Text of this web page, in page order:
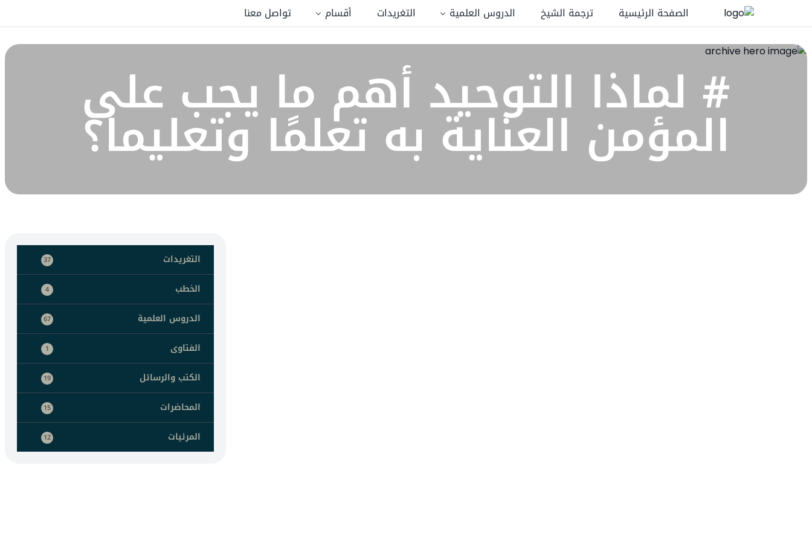
الصفحة الرئيسية ترجمة الشيخ الدروس العلمية التغريدات أقسام تواصل معنا
# ‏لماذا التوحيد أهم ما يجب على
المؤمن العناية به تعلمًا وتعليما؟
التغريدات 37
الخطب 4
الدروس العلمية 67
الفتاوى 1
الكتب والرسائل 19
المحاضرات 15
المرئيات 12